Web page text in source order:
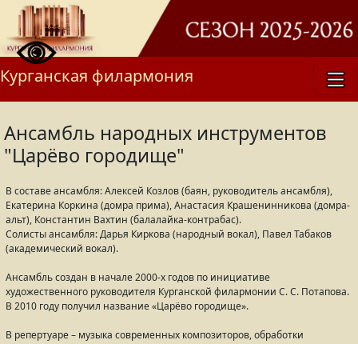
Курганская филармония
Ансамбль народных инструментов
"Царёво городище"
В составе ансамбля: Алексей Козлов (баян, руководитель ансамбля),
Екатерина Коркина (домра прима), Анастасия Крашенинникова (домра-
альт), Константин Вахтин (балалайка-контрабас).
Солисты ансамбля: Дарья Киркова (народный вокал), Павел Табаков
(академический вокал).
Ансамбль создан в начале 2000-х годов по инициативе
художественного руководителя Курганской филармонии С. С. Потапова.
В 2010 году получил название «Царёво городище».
В репертуаре – музыка современных композиторов, обработки